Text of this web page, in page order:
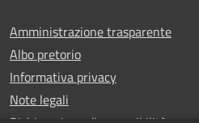
Amministrazione trasparente
Albo pretorio
Informativa privacy
Note legali